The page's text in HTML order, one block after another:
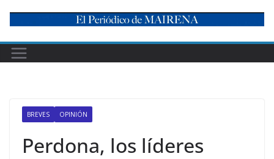
content
BREVES OPINIÓN
Perdona, los líderes